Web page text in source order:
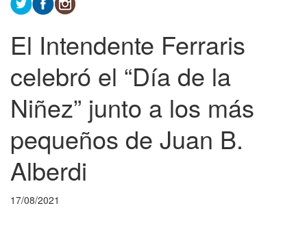
El Intendente Ferraris
celebró el “Día de la
Niñez” junto a los más
pequeños de Juan B.
Alberdi
17/08/2021